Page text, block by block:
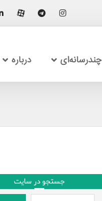
چندرسانه‌ای درباره
جستجو در سایت